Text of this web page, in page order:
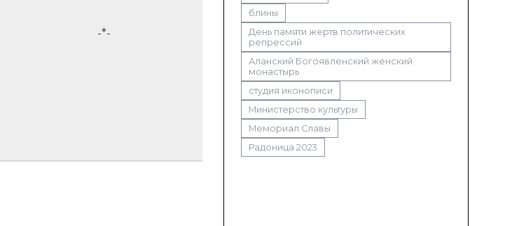
блины
День памяти жертв политических
репрессий
Аланский Богоявленский женский
монастырь
студия иконописи
Министерство культуры
Мемориал Славы
Радоница 2023
-*-